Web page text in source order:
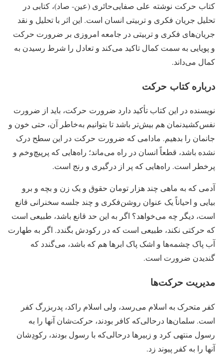
کتاب حرکت نوشته علی صفایی‌حائری (عین- صاد)، کتابی در
تحلیل جریان فکری و تربیتی انسان است. این اثر با تحلیل و نقد
جریان‌های فکری و تربیتی در جامعه امروزی بر ضرورت حرکت
و پویایی به سمت کمال تاکید می‌کند و تعادل را شرط رسیدن به
کمال می‌داند.
درباره کتاب حرکت
نویسنده در این کتاب تأکید دارد ضرورت حرکت، باید از ضرورت
نفس‌کشیدنمان هم بیش‌تر باشد تا بتوانیم به‌خاطر آن، حتی خون و
جانمان را بدهیم. مادامی که ضرورت حرکت در این سطح درک
نشده باشد، قطعاً انسان در راه می‌ماند؛ راه‌هایی که پرپیچ‌وخم و
پرخطر است. راه‌هایی که پر از درگیری و رنج است.
آدمی که به ماهی چند هزار تومان حقوق و یک زن و بچه و برو
بیایی و احیاناً یک عنوان روشن‌فکری و چند جلسه سخنرانی قانع
است، دیگر چه می‌خواهد؟ اگر به این حد قانع باشد، طبیعی است
که حرکتی نکند، طبیعی است که در رکودش بگندد. اگر به طهارت
آب پاک چشمه‌ها و اشک پاک ابرها هم که باشد، می‌گندد که
گندیدن ضرورت است.
مدیریت حرکت‌ها
کفر متحرک به اسلام می‌رسد، ولی اسلام راکد، پدربزرگ کفر
است. سلمان‌ها درحالی‌که کافر بودند، حرکت‌شان آنها را به
رسول منتهی کرد و زبیرها درحالی‌که با رسول بودند، رکودِشان
آنها را به کفر پیوند زد.